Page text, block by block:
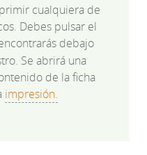
cualquiera de
Debes pulsar el
debajo
Se abrirá una
de la ficha
impresión.